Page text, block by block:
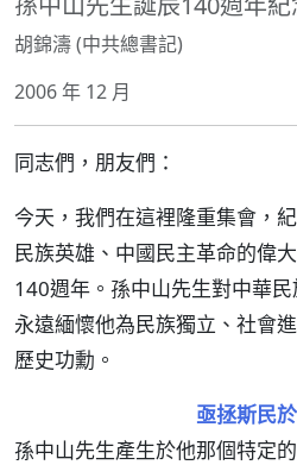
胡錦濤 (中共總書記)
2006 年 12 月
同志們，朋友們：
今天，我們在這裡隆重集會，
民族英雄、中國民主革命的偉
140週年。孫中山先生對中華
永遠緬懷他為民族獨立、社會
歷史功勳。
亟拯斯民
孫中山先生產生於他那個特定